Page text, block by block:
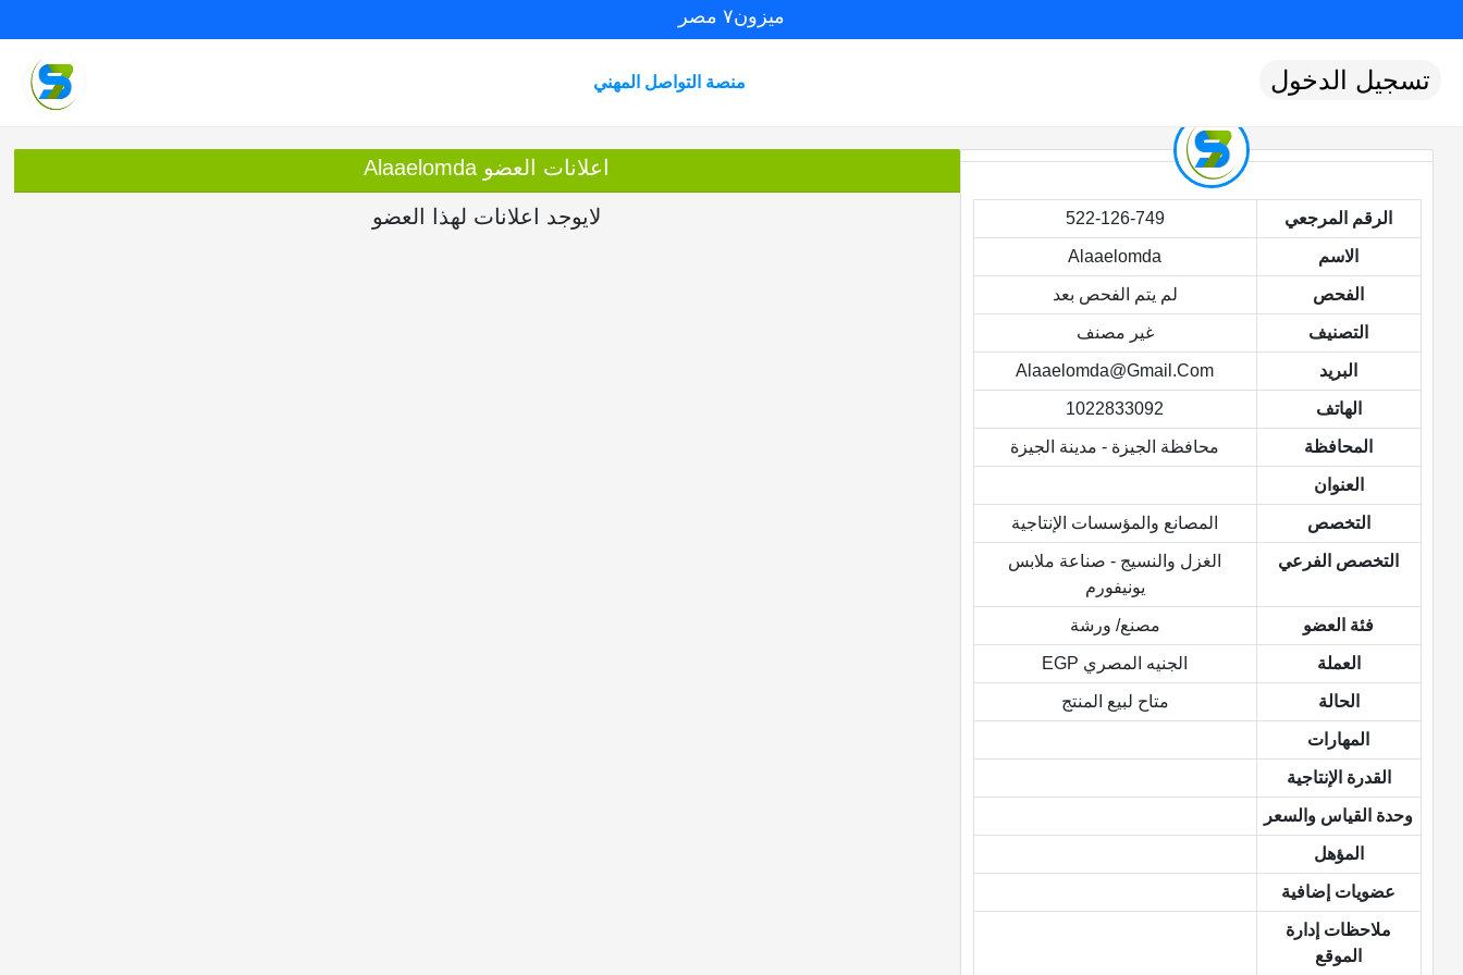
ميزون٧ مصر
منصة التواصل المهني تسجيل الدخول
الرقم المرجعي 522-126-749
الاسم Alaaelomda
الفحص لم يتم الفحص بعد
التصنيف غير مصنف
البريد Alaaelomda@gmail.com
الهاتف 1022833092
المحافظة محافظة الجيزة - مدينة الجيزة
العنوان
التخصص المصانع والمؤسسات الإنتاجية
التخصص الفرعي
الغزل والنسيج - صناعة ملابس
يونيفورم
فئة العضو مصنع/ ورشة
العملة الجنيه المصري EGP
الحالة متاح لبيع المنتج
المهارات
القدرة الإنتاجية
وحدة القياس والسعر
المؤهل
عضويات إضافية
ملاحظات إدارة
الموقع
اعلانات العضو Alaaelomda
لايوجد اعلانات لهذا العضو